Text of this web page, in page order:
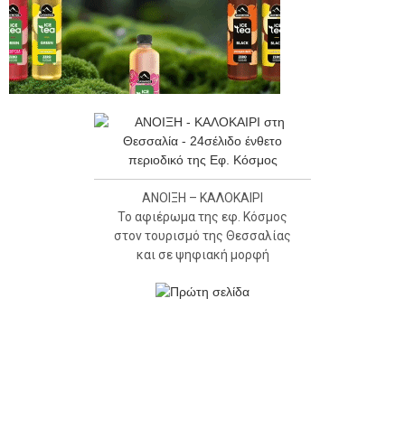
ΑΝΟΙΞΗ – ΚΑΛΟΚΑΙΡΙ
Το αφιέρωμα της εφ. Κόσμος
στον τουρισμό της Θεσσαλίας
και σε ψηφιακή μορφή